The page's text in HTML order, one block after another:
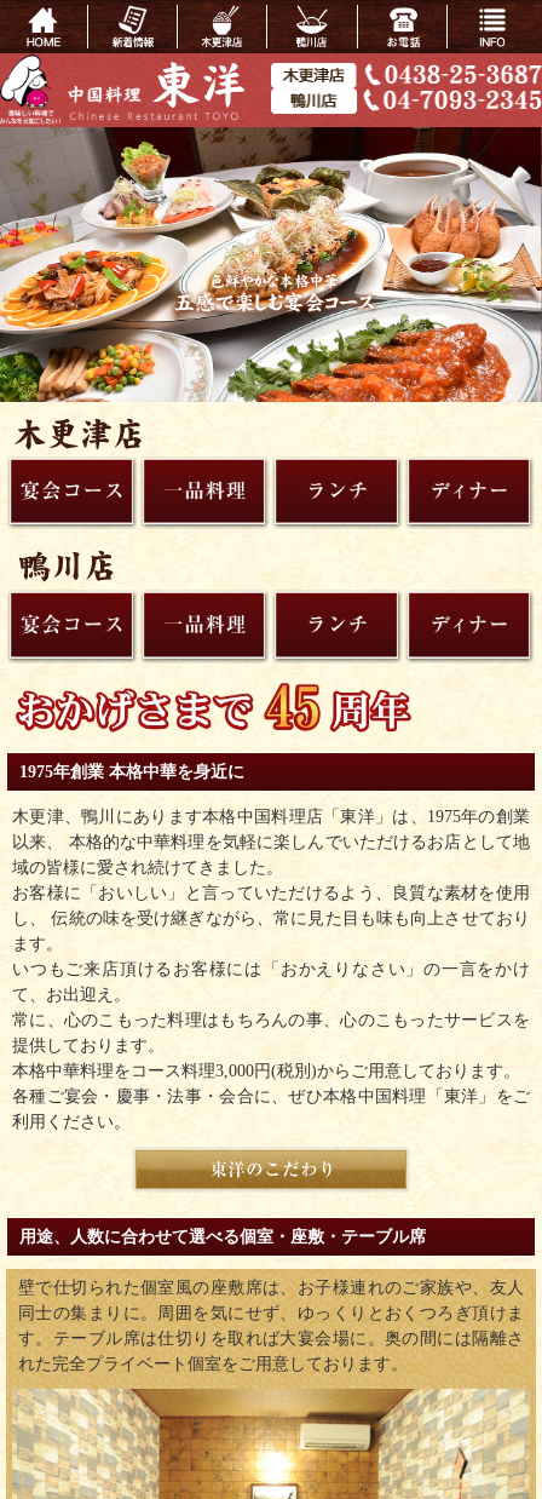
1975年創業 本格中華を身近に
木更津、鴨川にあります本格中国料理店「東洋」は、1975年の創業
以来、 本格的な中華料理を気軽に楽しんでいただけるお店として地
域の皆様に愛され続けてきました。
お客様に「おいしい」と言っていただけるよう、良質な素材を使用
し、 伝統の味を受け継ぎながら、常に見た目も味も向上させており
ます。
いつもご来店頂けるお客様には「おかえりなさい」の一言をかけ
て、お出迎え。
常に、心のこもった料理はもちろんの事、心のこもったサービスを
提供しております。
本格中華料理をコース料理3,000円(税別)からご用意しております。
各種ご宴会・慶事・法事・会合に、ぜひ本格中国料理「東洋」をご
利用ください。
用途、人数に合わせて選べる個室・座敷・テーブル席
壁で仕切られた個室風の座敷席は、お子様連れのご家族や、友人
同士の集まりに。周囲を気にせず、ゆっくりとおくつろぎ頂けま
す。テーブル席は仕切りを取れば大宴会場に。奥の間には隔離さ
れた完全プライベート個室をご用意しております。